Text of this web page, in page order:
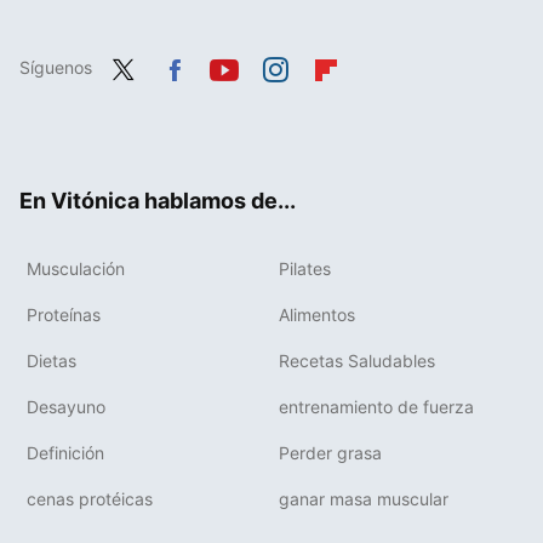
Síguenos
En Vitónica hablamos de...
Musculación Pilates
Proteínas Alimentos
Dietas Recetas Saludables
Desayuno entrenamiento de fuerza
Definición Perder grasa
cenas protéicas ganar masa muscular